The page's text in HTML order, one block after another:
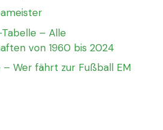
– Alle
von 1960 bis 2024
– Wer fährt zur Fußball EM